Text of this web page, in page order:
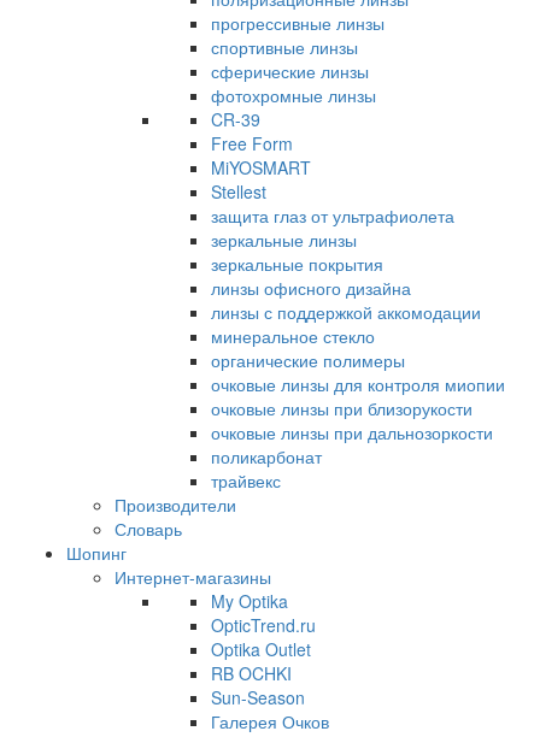
прогрессивные линзы
спортивные линзы
сферические линзы
фотохромные линзы
CR-39
Free Form
MiYOSMART
Stellest
защита глаз от ультрафиолета
зеркальные линзы
зеркальные покрытия
линзы офисного дизайна
линзы с поддержкой аккомодации
минеральное стекло
органические полимеры
очковые линзы для контроля миопии
очковые линзы при близорукости
очковые линзы при дальнозоркости
поликарбонат
трайвекс
Производители
Словарь
Шопинг
Интернет-магазины
My Optika
OpticTrend.ru
Optika Outlet
RB OCHKI
Sun-Season
Галерея Очков